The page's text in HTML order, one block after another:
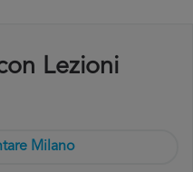
Lezioni
Milano